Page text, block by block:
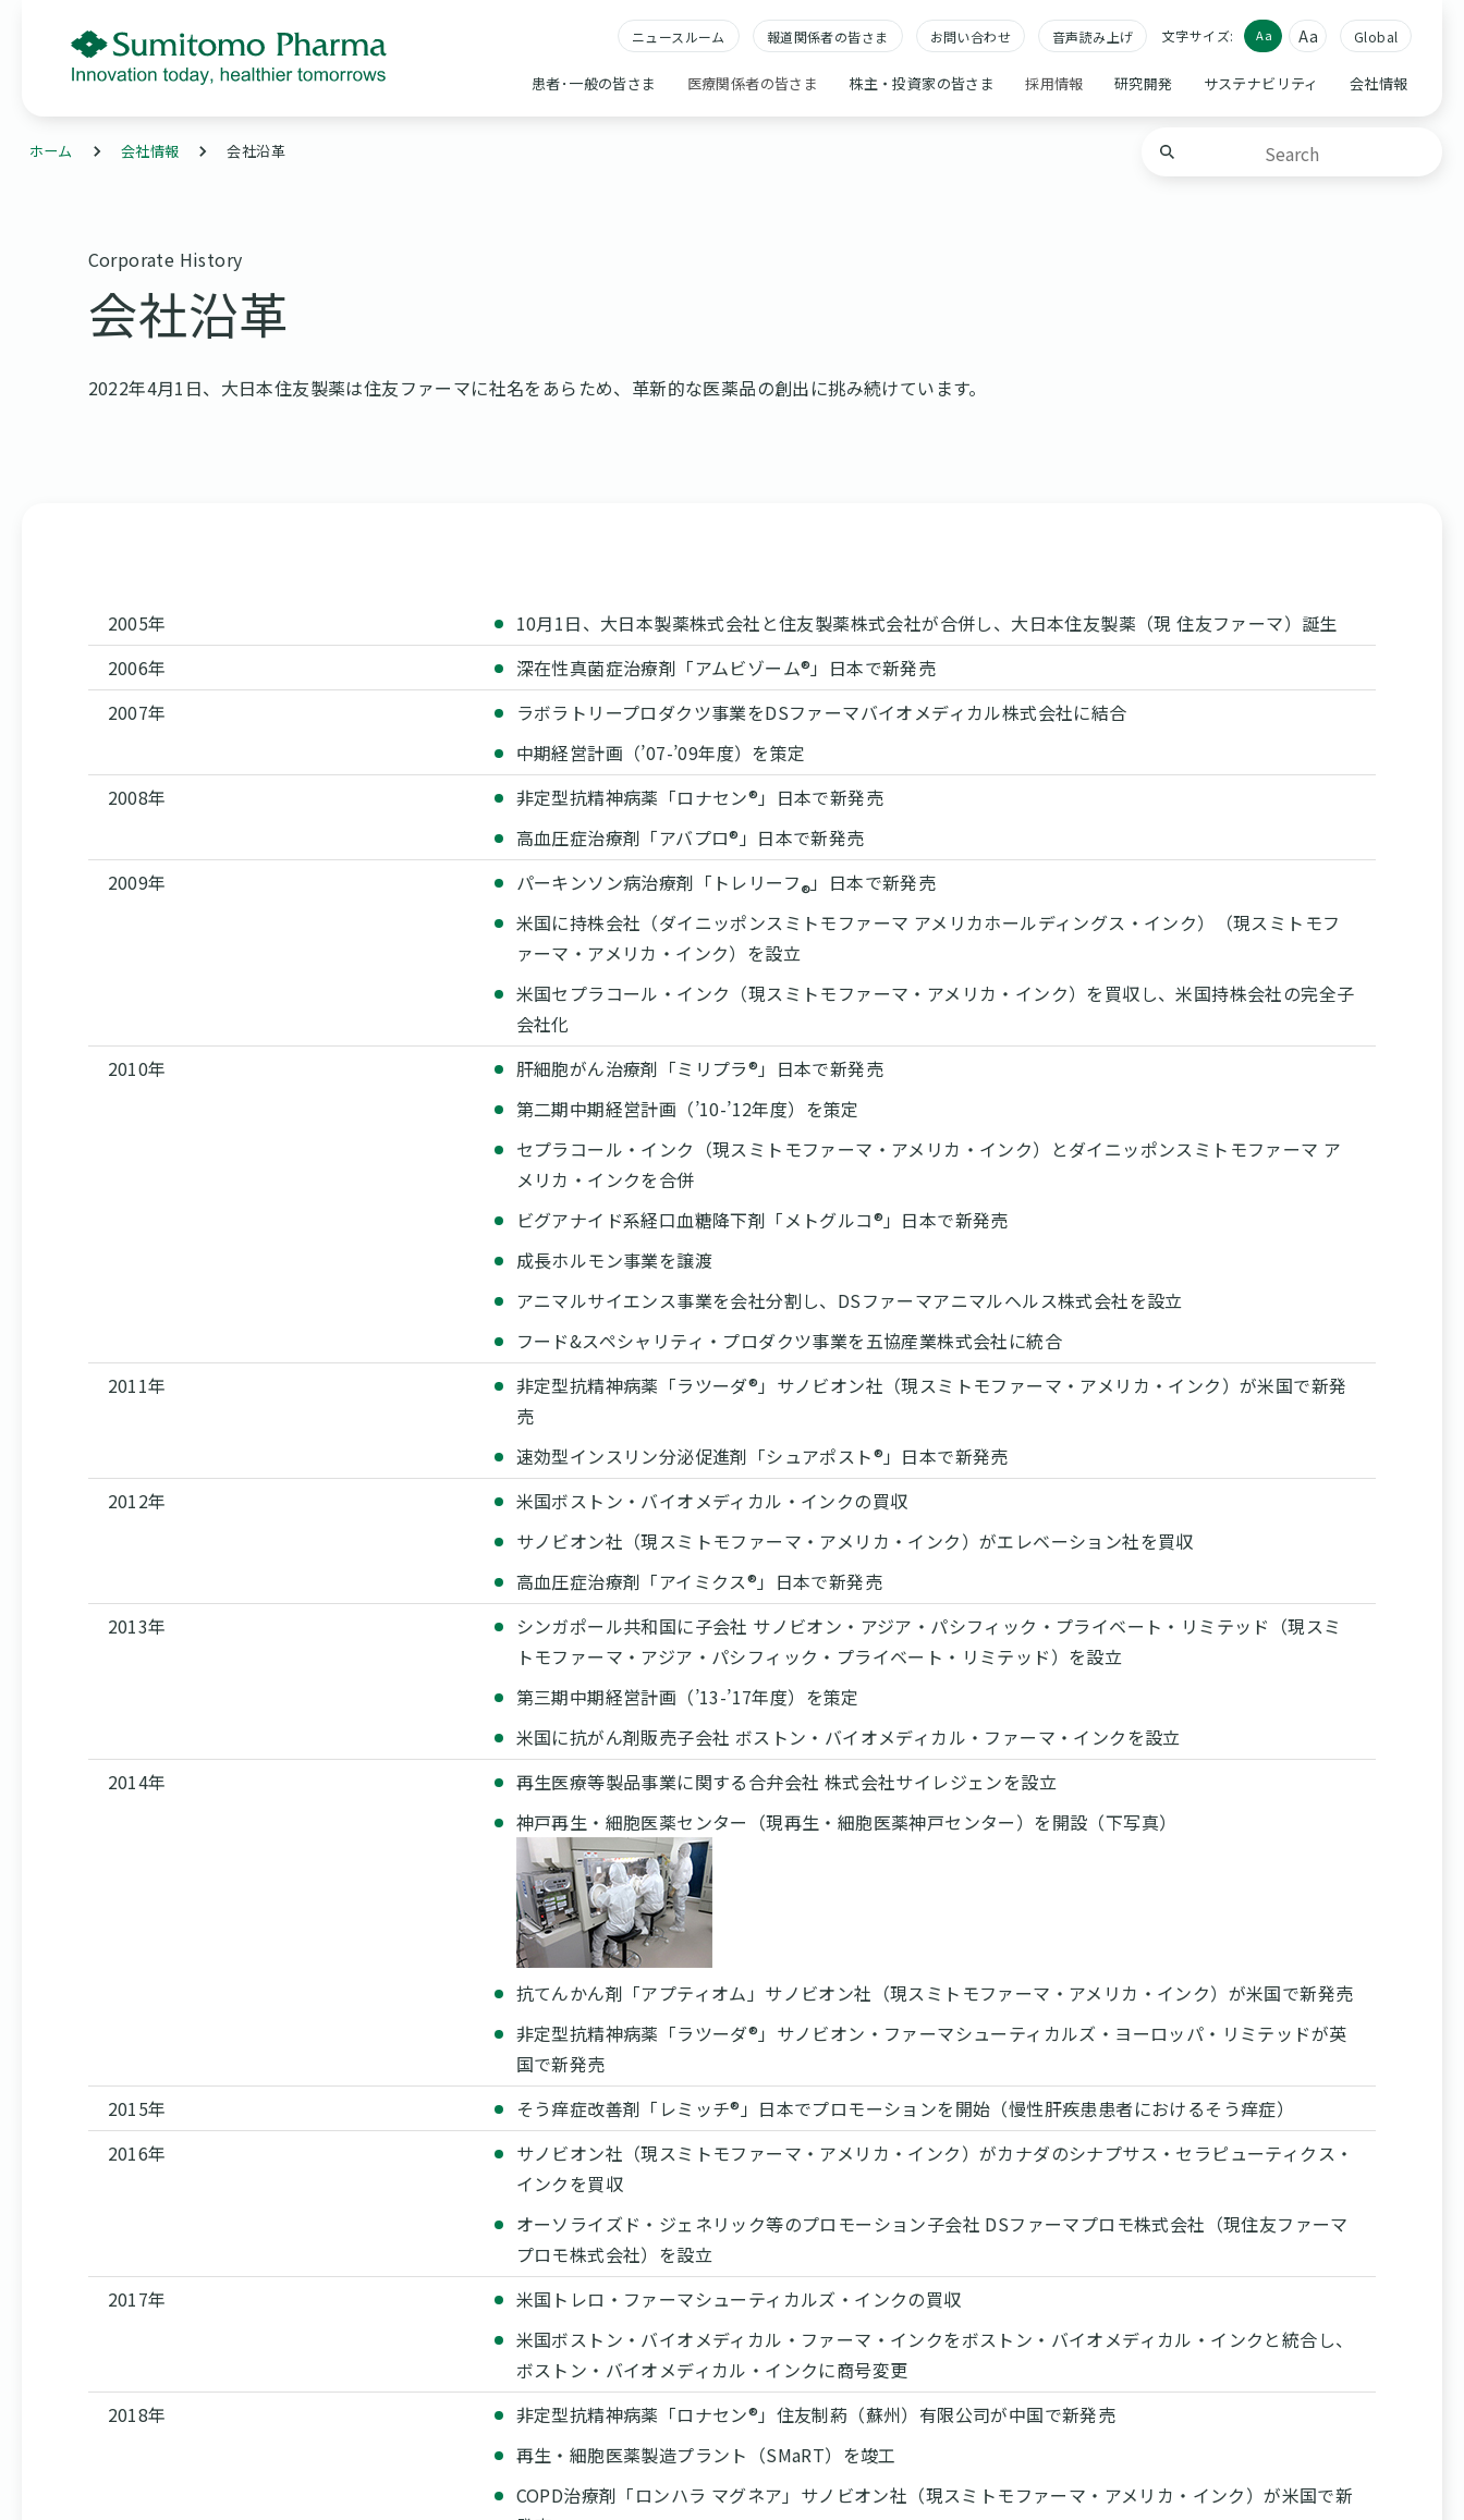
ニュースルーム 報道関係者の皆さま お問い合わせ 音声読み上げ 文字サイズ: Aa Aa Global
患者･一般の皆さま 医療関係者の皆さま 株主・投資家の皆さま 採用情報 研究開発 サステナビリティ 会社情報
ホーム 会社情報 会社沿革
Corporate History
会社沿革
2022年4月1日、大日本住友製薬は住友ファーマに社名をあらため、革新的な医薬品の創出に挑み続けています。
2005年
10月1日、大日本製薬株式会社と住友製薬株式会社が合併し、大日本住友製薬（現 住友ファーマ）誕生
2006年
深在性真菌症治療剤「アムビゾーム®」日本で新発売
2007年
ラボラトリープロダクツ事業をDSファーマバイオメディカル株式会社に結合
中期経営計画（’07-’09年度）を策定
2008年
非定型抗精神病薬「ロナセン®」日本で新発売
高血圧症治療剤「アバプロ®」日本で新発売
2009年
パーキンソン病治療剤「トレリーフ®」日本で新発売
米国に持株会社（ダイニッポンスミトモファーマ アメリカホールディングス・インク）（現スミトモフ
ァーマ・アメリカ・インク）を設立
米国セプラコール・インク（現スミトモファーマ・アメリカ・インク）を買収し、米国持株会社の完全子
会社化
2010年
肝細胞がん治療剤「ミリプラ®」日本で新発売
第二期中期経営計画（’10-’12年度）を策定
セプラコール・インク（現スミトモファーマ・アメリカ・インク）とダイニッポンスミトモファーマ ア
メリカ・インクを合併
ビグアナイド系経口血糖降下剤「メトグルコ®」日本で新発売
成長ホルモン事業を譲渡
アニマルサイエンス事業を会社分割し、DSファーマアニマルヘルス株式会社を設立
フード&スペシャリティ・プロダクツ事業を五協産業株式会社に統合
2011年
非定型抗精神病薬「ラツーダ®」サノビオン社（現スミトモファーマ・アメリカ・インク）が米国で新発
売
速効型インスリン分泌促進剤「シュアポスト®」日本で新発売
2012年
米国ボストン・バイオメディカル・インクの買収
サノビオン社（現スミトモファーマ・アメリカ・インク）がエレベーション社を買収
高血圧症治療剤「アイミクス®」日本で新発売
2013年
シンガポール共和国に子会社 サノビオン・アジア・パシフィック・プライベート・リミテッド（現スミ
トモファーマ・アジア・パシフィック・プライベート・リミテッド）を設立
第三期中期経営計画（’13-’17年度）を策定
米国に抗がん剤販売子会社 ボストン・バイオメディカル・ファーマ・インクを設立
2014年
再生医療等製品事業に関する合弁会社 株式会社サイレジェンを設立
神戸再生・細胞医薬センター（現再生・細胞医薬神戸センター）を開設（下写真）
抗てんかん剤「アプティオム」サノビオン社（現スミトモファーマ・アメリカ・インク）が米国で新発売
非定型抗精神病薬「ラツーダ®」サノビオン・ファーマシューティカルズ・ヨーロッパ・リミテッドが英
国で新発売
2015年
そう痒症改善剤「レミッチ®」日本でプロモーションを開始（慢性肝疾患患者におけるそう痒症）
2016年
サノビオン社（現スミトモファーマ・アメリカ・インク）がカナダのシナプサス・セラピューティクス・
インクを買収
オーソライズド・ジェネリック等のプロモーション子会社 DSファーマプロモ株式会社（現住友ファーマ
プロモ株式会社）を設立
2017年
米国トレロ・ファーマシューティカルズ・インクの買収
米国ボストン・バイオメディカル・ファーマ・インクをボストン・バイオメディカル・インクと統合し、
ボストン・バイオメディカル・インクに商号変更
2018年
非定型抗精神病薬「ロナセン®」住友制葯（蘇州）有限公司が中国で新発売
再生・細胞医薬製造プラント（SMaRT）を竣工
COPD治療剤「ロンハラ マグネア」サノビオン社（現スミトモファーマ・アメリカ・インク）が米国で新